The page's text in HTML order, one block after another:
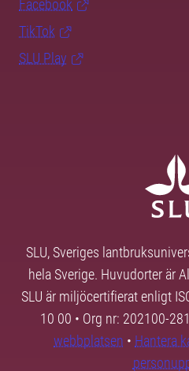
Facebook
TikTok
SLU Play
SLU, Sveriges
hela Sverige. Huvudorter är
SLU är miljöcertifierat enligt
10 00 • Org nr: 202100-
webbplatsen • Hantera